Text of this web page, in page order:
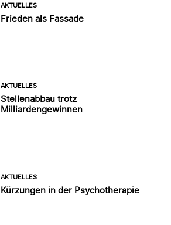
AKTUELLES
Frieden als Fassade
AKTUELLES
Stellenabbau trotz
Milliardengewinnen
AKTUELLES
Kürzungen in der Psychotherapie